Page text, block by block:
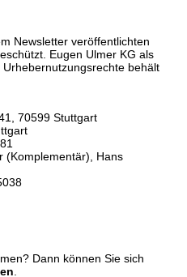
Newsletter veröffentlichten
Eugen Ulmer KG als
behält
70599 Stuttgart
(Komplementär), Hans
Dann können Sie sich